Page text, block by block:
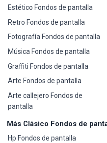
Estético Fondos de pantalla
Retro Fondos de pantalla
Fotografía Fondos de pantalla
Música Fondos de pantalla
Graffiti Fondos de pantalla
Arte Fondos de pantalla
Arte callejero Fondos de
pantalla
Más Clásico Fondos de
Hp Fondos de pantalla